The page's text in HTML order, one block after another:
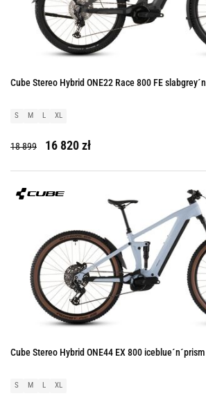
Cube Stereo Hybrid ONE22 Race 800 FE
S M L XL
18 899 16 820 zł
Cube Stereo Hybrid ONE44 EX 800
S M L XL